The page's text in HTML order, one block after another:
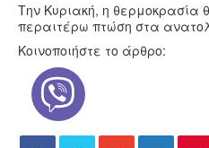
Την Κυριακή, η θερμοκρασία
περαιτέρω πτώση στα
Κοινοποιήστε το άρθρο: